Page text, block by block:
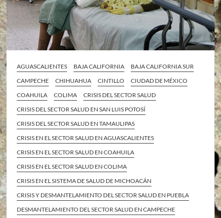
AGUASCALIENTES BAJA CALIFORNIA
BAJA CALIFORNIA SUR
CAMPECHE
CHIHUAHUA CINTILLO
CIUDAD DE MÉXICO
COAHUILA
COLIMA
CRISIS DEL SECTOR SALUD
CRISIS DEL SECTOR SALUD EN SAN LUIS POTOSÍ
CRISIS DEL SECTOR SALUD EN TAMAULIPAS
CRISIS EN EL SECTOR SALUD EN AGUASCALIENTES
CRISIS EN EL SECTOR SALUD EN COAHUILA
CRISIS EN EL SECTOR SALUD EN COLIMA
CRISIS EN EL SISTEMA DE SALUD DE MICHOACÁN
CRISIS Y DESMANTELAMIENTO DEL SECTOR SALUD EN PUEBLA
DESMANTELAMIENTO DEL SECTOR SALUD EN CAMPECHE